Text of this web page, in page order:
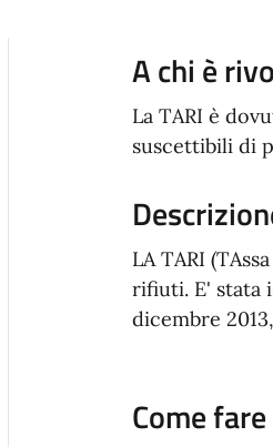
A chi è
La TARI è
suscettibili di
LA TARI
rifiuti. E' stata
dicembre
Come fare